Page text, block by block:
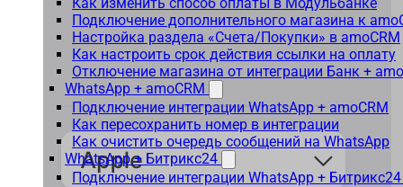
Подключение дополнительного магазина к
Настройка раздела «Счета/Покупки» в amoCRM
Как настроить срок действия ссылки на оплату
Отключение магазина от интеграции Банк +
WhatsApp + amoCRM
Подключение интеграции WhatsApp + amoCRM
Как пересохранить номер в интеграции
Как очистить очередь сообщений на WhatsApp
WhatsApp + Битрикс24
Подключение интеграции WhatsApp + Битрикс24